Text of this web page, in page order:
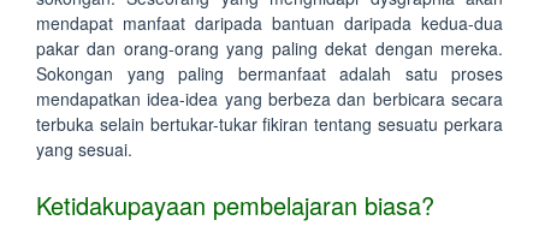
mendapat manfaat daripada bantuan daripada kedua-dua
pakar dan orang-orang yang paling dekat dengan mereka.
Sokongan yang paling bermanfaat adalah satu proses
mendapatkan idea-idea yang berbeza dan berbicara secara
terbuka selain bertukar-tukar fikiran tentang sesuatu perkara
yang sesuai.
Ketidakupayaan pembelajaran biasa?